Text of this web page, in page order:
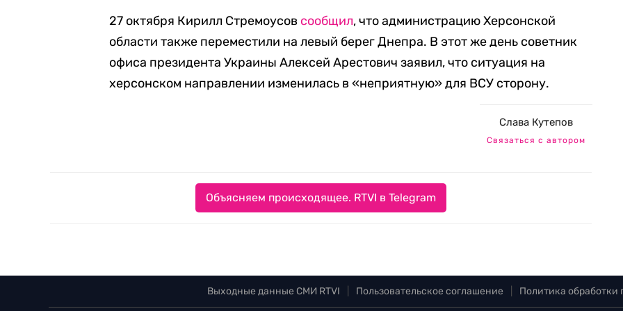
27 октября Кирилл Стремоусов сообщил, что администрацию Херсонской
области также переместили на левый берег Днепра. В этот же день советник
офиса президента Украины Алексей Арестович заявил, что ситуация на
херсонском направлении изменилась в «неприятную» для ВСУ сторону.
Слава Кутепов
Связаться с автором
Объясняем происходящее. RTVI в Telegram
Выходные данные СМИ RTVI Пользовательское соглашение Политика